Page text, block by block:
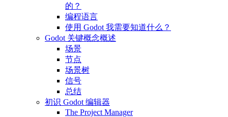
的？
编程语言
使用 Godot 我需要知道什么？
Godot 关键概念概述
场景
节点
场景树
信号
总结
初识 Godot 编辑器
The Project Manager